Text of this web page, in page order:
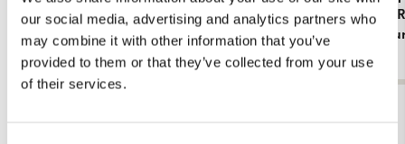
our social media, advertising and analytics partners who
may combine it with other information that you’ve
provided to them or that they’ve collected from your use
of their services.
Flowers, Ingrid Smuling
€ 9,99
haori with
€ 9,99